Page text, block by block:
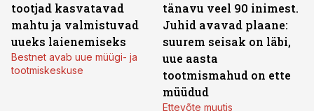
tootjad kasvatavad
mahtu ja valmistuvad
uueks laienemiseks
Bestnet avab uue müügi- ja
tootmiskeskuse
tänavu veel 90 inimest.
Juhid avavad plaane:
suurem seisak on läbi,
uue aasta
tootmismahud on ette
müüdud
Ettevõte muutis